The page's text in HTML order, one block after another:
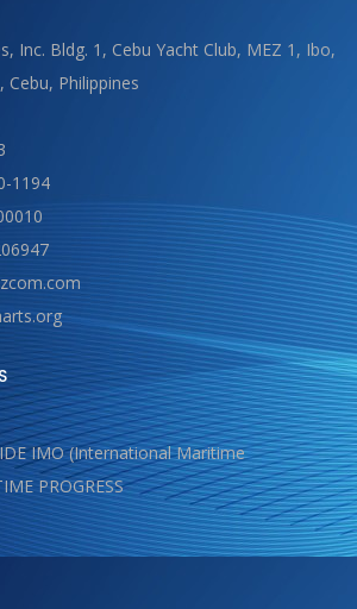
Inc. Bldg. 1, Cebu Yacht Club, MEZ 1, Ibo,
Cebu, Philippines
1194
IMO (International Maritime
PROGRESS